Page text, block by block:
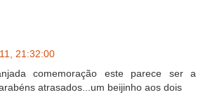
21:32:00
comemoração este parece ser a
atrasados...um beijinho aos dois